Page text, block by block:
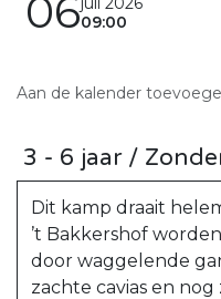
0609:00
Aan de kalender
3 - 6 jaar /
Dit kamp draait
’t Bakkershof
door waggelende
zachte cavias en